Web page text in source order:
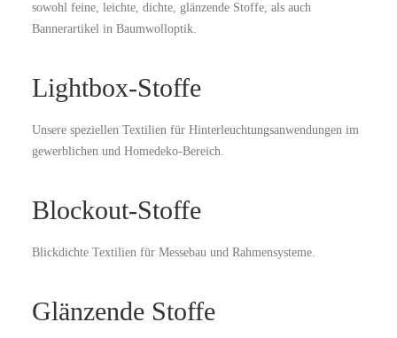
sowohl feine, leichte, dichte, glänzende Stoffe, als auch
Bannerartikel in Baumwolloptik.
Lightbox-Stoffe
Unsere speziellen Textilien für Hinterleuchtungsanwendungen im
gewerblichen und Homedeko-Bereich.
Blockout-Stoffe
Blickdichte Textilien für Messebau und Rahmensysteme.
Glänzende Stoffe